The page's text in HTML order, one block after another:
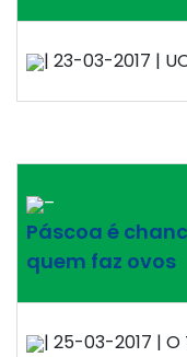
| 23-03-2017 |
–
Páscoa é
quem faz ovos
| 25-03-2017 |